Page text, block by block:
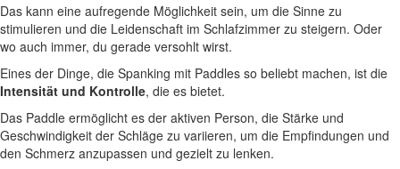
Das kann eine aufregende Möglichkeit sein, um die Sinne zu
stimulieren und die Leidenschaft im Schlafzimmer zu steigern. Oder
wo auch immer, du gerade versohlt wirst.
Eines der Dinge, die Spanking mit Paddles so beliebt machen, ist die
Intensität und Kontrolle, die es bietet.
Das Paddle ermöglicht es der aktiven Person, die Stärke und
Geschwindigkeit der Schläge zu variieren, um die Empfindungen und
den Schmerz anzupassen und gezielt zu lenken.